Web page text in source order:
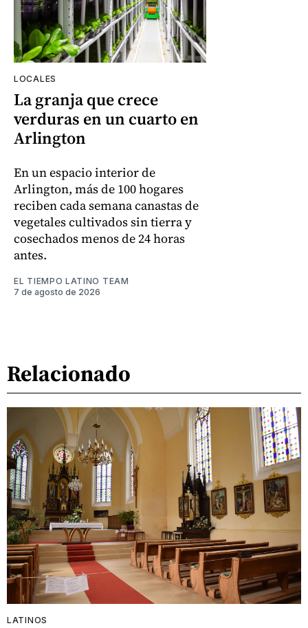
LOCALES
La granja que crece
verduras en un cuarto en
Arlington
En un espacio interior de
Arlington, más de 100 hogares
reciben cada semana canastas de
vegetales cultivados sin tierra y
cosechados menos de 24 horas
antes.
EL TIEMPO LATINO TEAM
7 de agosto de 2026
Relacionado
LATINOS